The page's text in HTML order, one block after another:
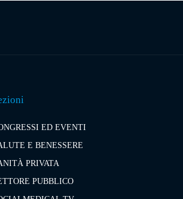
ED EVENTI
E BENESSERE
PRIVATA
PUBBLICO